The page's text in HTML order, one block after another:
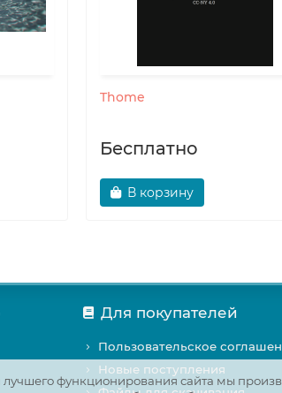
Thome
Бесплатно
В корзину
функционирования сайта мы
Для покупателей
Пользовательское
Новые поступления